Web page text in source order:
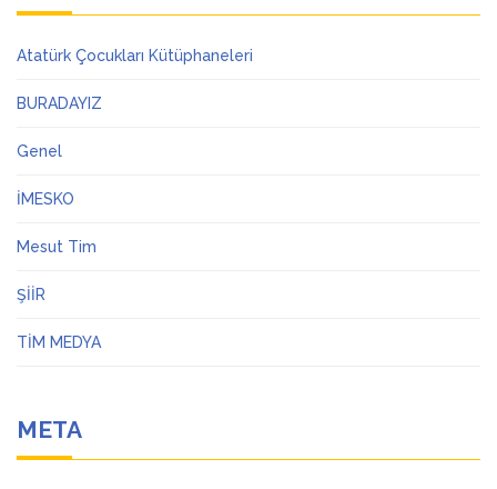
Atatürk Çocukları Kütüphaneleri
BURADAYIZ
Genel
İMESKO
Mesut Tim
ŞİİR
TİM MEDYA
META